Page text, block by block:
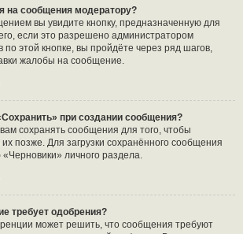
на сообщения модератору?
вы увидите кнопку, предназначенную для
если это разрешено администратором
этой кнопке, вы пройдёте через ряд шагов,
жалобы на сообщение.
при создании сообщения?
сохранять сообщения для того, чтобы
их позже. Для загрузки сохранённого сообщения
личного раздела.
требует одобрения?
может решить, что сообщения требуют